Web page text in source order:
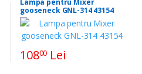
gooseneck GNL-314 43154
10800 Lei